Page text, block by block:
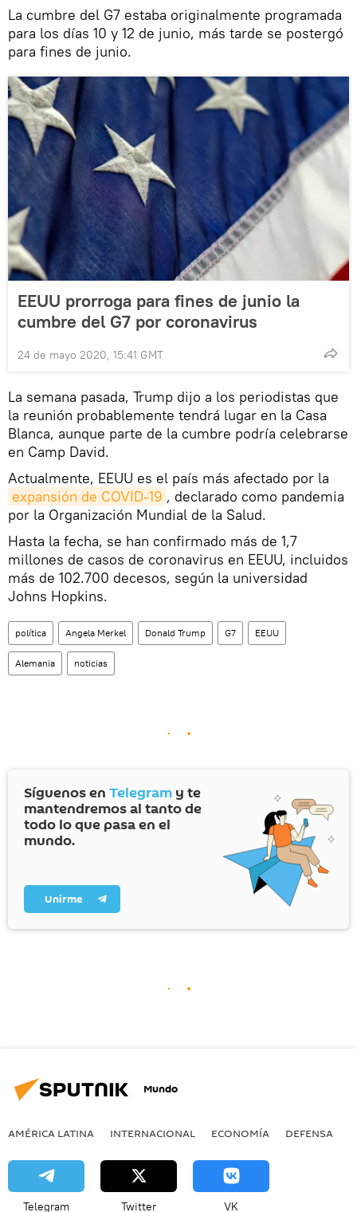
La cumbre del G7 estaba originalmente programada
para los días 10 y 12 de junio, más tarde se postergó
para fines de junio.
EEUU prorroga para fines de junio la
cumbre del G7 por coronavirus
24 de mayo 2020, 15:41 GMT
La semana pasada, Trump dijo a los periodistas que
la reunión probablemente tendrá lugar en la Casa
Blanca, aunque parte de la cumbre podría celebrarse
en Camp David.
Actualmente, EEUU es el país más afectado por la
expansión de COVID-19 , declarado como pandemia
por la Organización Mundial de la Salud.
Hasta la fecha, se han confirmado más de 1,7
millones de casos de coronavirus en EEUU, incluidos
más de 102.700 decesos, según la universidad
Johns Hopkins.
política Angela Merkel Donald Trump G7 EEUU
Alemania noticias
Síguenos en Telegram y te
mantendremos al tanto de
todo lo que pasa en el
mundo.
Unirme
Mundo
AMÉRICA LATINA INTERNACIONAL ECONOMÍA DEFENSA
Telegram Twitter VK